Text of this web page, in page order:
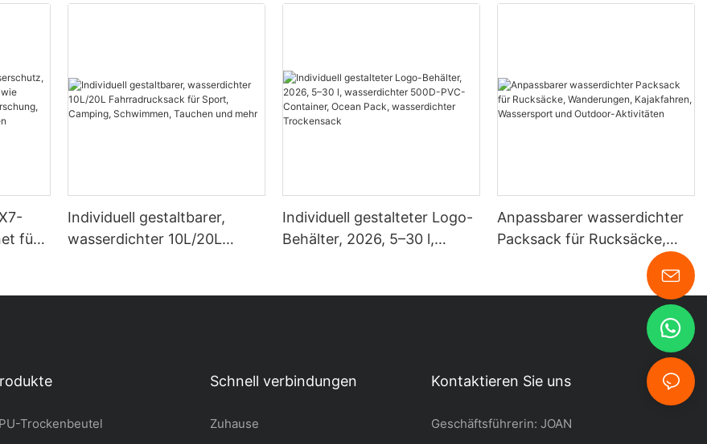
für
Individuell gestaltbarer,
wasserdichter 10L/20L
Individuell gestalteter Logo-
Behälter, 2026, 5–30 l,
Anpassbarer wasserdichter
Packsack für Rucksäcke,
Wanderungen, Kajakfahren,
Wassersport und Outdoor-
Trockenbeutel
Schnell verbindungen
Zuhause
Kontaktieren Sie uns
Geschäftsführerin: JOAN